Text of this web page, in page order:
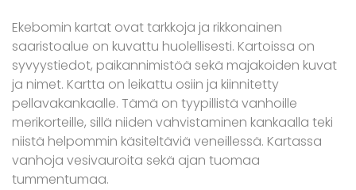
Ekebomin kartat ovat tarkkoja ja rikkonainen
saaristoalue on kuvattu huolellisesti. Kartoissa on
syvyystiedot, paikannimistöä sekä majakoiden kuvat
ja nimet. Kartta on leikattu osiin ja kiinnitetty
pellavakankaalle. Tämä on tyypillistä vanhoille
merikorteille, sillä niiden vahvistaminen kankaalla teki
niistä helpommin käsiteltäviä veneillessä. Kartassa
vanhoja vesivauroita sekä ajan tuomaa
tummentumaa.